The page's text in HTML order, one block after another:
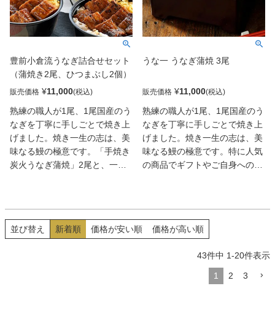
豊前小倉流うなぎ詰合せセット
（蒲焼き2尾、ひつまぶし2個）
販売価格 ¥11,000
熟練の職人が1尾、1尾国産のう
なぎを丁寧に手しごとで焼き上
げました。焼き一生の志は、美
味なる鰻の極意です。「手焼き
炭火うなぎ蒲焼」2尾と、一口
でうなぎを存分に楽しめる大満
足セット。白ごはんは米どころ
うな一 うなぎ蒲焼 3尾
販売価格 ¥11,000
熟練の職人が1尾、1尾国産のう
なぎを丁寧に手しごとで焼き上
げました。焼き一生の志は、美
味なる鰻の極意です。特に人気
の商品でギフトやご自身へのプ
並び替え 新着順 価格が安い順 価格が高い順
43件中 1-20件表示
1 2 3